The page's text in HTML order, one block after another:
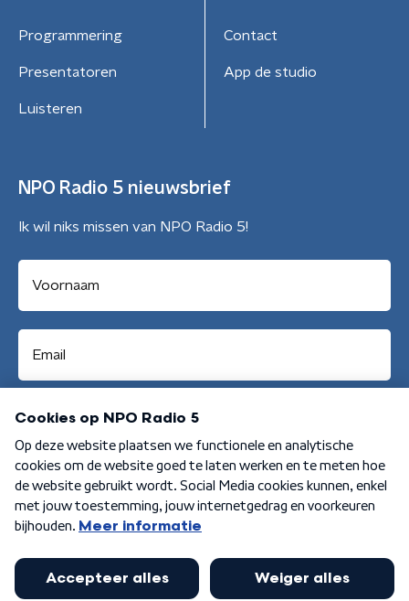
Programmering
Presentatoren
Luisteren
Contact
App de studio
NPO Radio 5 nieuwsbrief
Ik wil niks missen van NPO Radio 5!
Aanmelden
Algemene voorwaarden